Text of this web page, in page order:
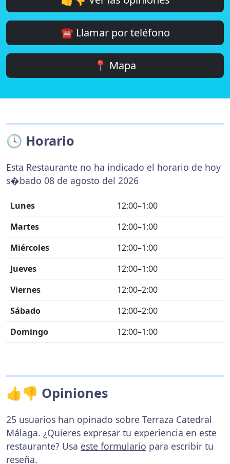
☎️ Llamar por teléfono
📍 Mapa
🕓 Horario
Esta Restaurante no ha indicado el horario de hoy
s�bado 08 de agosto del 2026
Lunes
12:00–1:00
Martes
12:00–1:00
Miércoles
12:00–1:00
Jueves
12:00–1:00
Viernes
12:00–2:00
Sábado
12:00–2:00
Domingo
12:00–1:00
👍👎 Opiniones
25 usuarios han opinado sobre Terraza Catedral
Málaga. ¿Quieres expresar tu experiencia en este
restaurante? Usa este formulario para escribir tu
reseña.